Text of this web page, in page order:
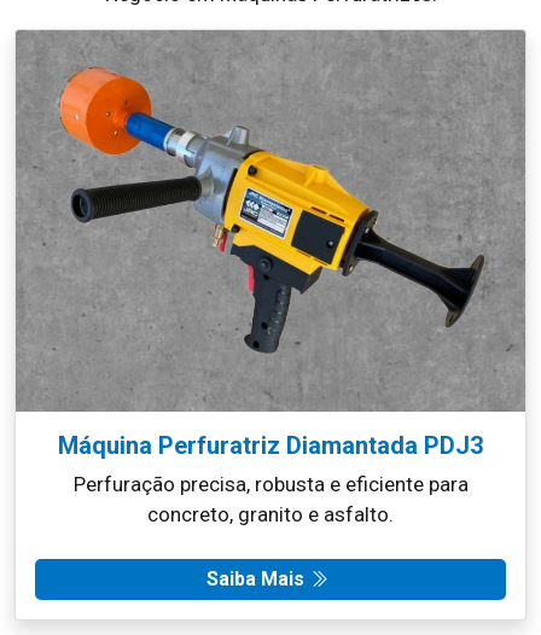
Máquina Perfuratriz Diamantada PDJ3
Perfuração precisa, robusta e eficiente para
concreto, granito e asfalto.
Saiba Mais